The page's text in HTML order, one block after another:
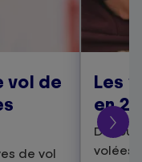
vol de
de vol
Les
en
volées